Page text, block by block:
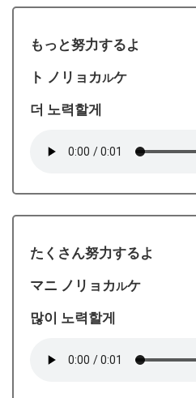
もっと努力するよ
ト ノリョカルケ
더 노력할게
たくさん努力するよ
マニ ノリョカルケ
많이 노력할게